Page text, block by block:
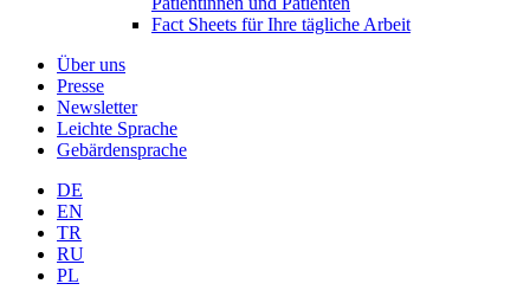
Fact Sheets für Ihre tägliche Arbeit
Über uns
Presse
Newsletter
Leichte Sprache
Gebärdensprache
DE
EN
TR
RU
PL